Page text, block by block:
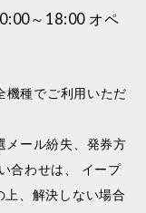
～18:00 オペ
機種でご利用いただ
メール紛失、発券方
合わせは、 イープ
上、解決しない場合